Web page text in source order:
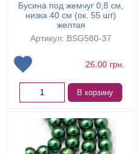
Бусина под жемчуг 0,8 см,
низка 40 см (ок. 55 шт)
желтая
Артикул: BSG580-37
26.00 грн.
В корзину